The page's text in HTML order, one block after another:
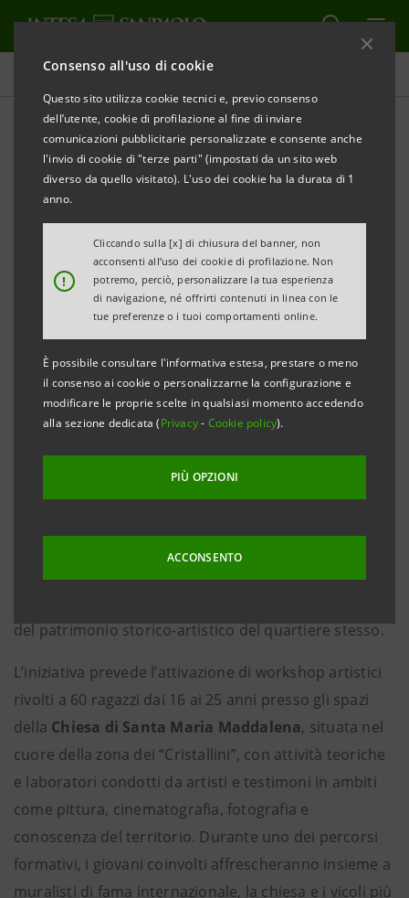
Consenso all'uso di cookie
Questo sito utilizza cookie tecnici e, previo consenso
dell’utente, cookie di profilazione al fine di inviare
comunicazioni pubblicitarie personalizzate e consente anche
l'invio di cookie di "terze parti" (impostati da un sito web
diverso da quello visitato). L'uso dei cookie ha la durata di 1
anno.
!
Cliccando sulla [x] di chiusura del banner, non
acconsenti all’uso dei cookie di profilazione. Non
potremo, perciò, personalizzare la tua esperienza
di navigazione, né offrirti contenuti in linea con le
tue preferenze o i tuoi comportamenti online.
È possibile consultare l'informativa estesa, prestare o meno
il consenso ai cookie o personalizzarne la configurazione e
modificare le proprie scelte in qualsiasi momento accedendo
alla sezione dedicata (Privacy- Cookie policy).
PIÙ OPZIONI
ACCONSENTO
Comunicati stampa
STAMPA AGGIORNA
COMUNICATO STAMPA
INTESA SANPAOLO, FONDAZIONE CON IL SUD E
FONDAZIONE SAN GENNARO PRESENTANO IL
PROGETTO “LUCE” PER IL RIONE SANITÀ
A Napoli, formazione, occupazione e inclusione dei
giovani attraverso l’arte
CON IL SUD e Fondazione di Comunità San Gennaro
l’arte, con ricadute positive anche in ottica di
del patrimonio storico-artistico del quartiere stesso.
L’iniziativa prevede l’attivazione di workshop artistici
rivolti a 60 ragazzi dai 16 ai 25 anni presso gli spazi
della Chiesa di Santa Maria Maddalena, situata nel
cuore della zona dei “Cristallini”, con attività teoriche
e laboratori condotti da artisti e testimoni in ambiti
come pittura, cinematografia, fotografia e
conoscenza del territorio. Durante uno dei percorsi
formativi, i giovani coinvolti affrescheranno insieme a
muralisti di fama internazionale, la chiesa e i vicoli più